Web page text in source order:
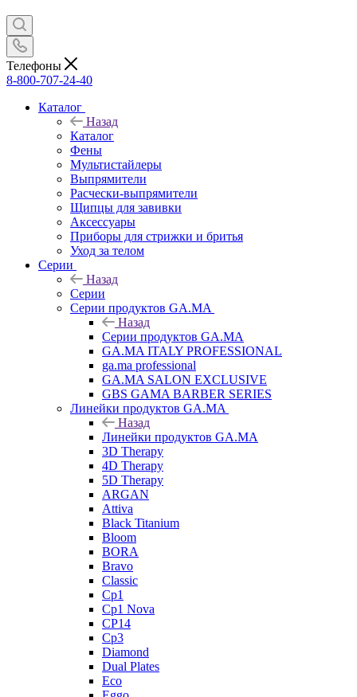
Телефоны
8-800-707-24-40
Каталог
Назад
Каталог
Фены
Мультистайлеры
Выпрямители
Расчески-выпрямители
Щипцы для завивки
Аксессуары
Приборы для стрижки и бритья
Уход за телом
Серии
Назад
Серии
Серии продуктов GA.MA
Назад
Серии продуктов GA.MA
GA.MA ITALY PROFESSIONAL
ga.ma professional
GA.MA SALON EXCLUSIVE
GBS GAMA BARBER SERIES
Линейки продуктов GA.MA
Назад
Линейки продуктов GA.MA
3D Therapy
4D Therapy
5D Therapy
ARGAN
Attiva
Black Titanium
Bloom
BORA
Bravo
Classic
Cp1
Cp1 Nova
CP14
Cp3
Diamond
Dual Plates
Eco